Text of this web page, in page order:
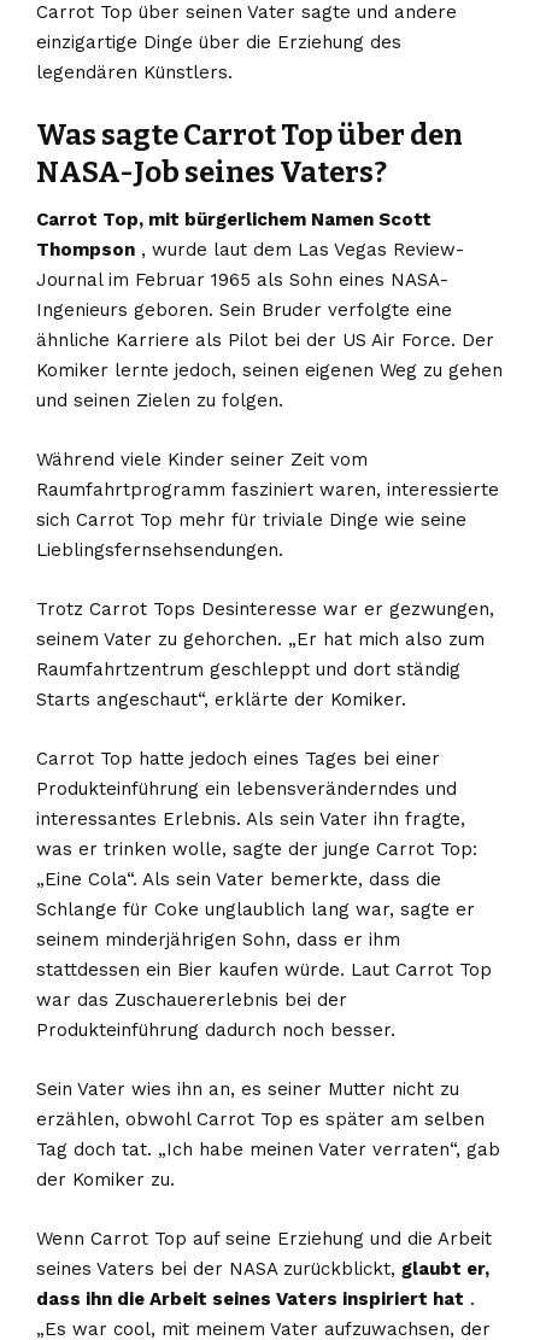
Carrot Top über seinen Vater sagte und andere
einzigartige Dinge über die Erziehung des
legendären Künstlers.
Was sagte Carrot Top über den
NASA-Job seines Vaters?
Carrot Top, mit bürgerlichem Namen Scott
Thompson , wurde laut dem Las Vegas Review-
Journal im Februar 1965 als Sohn eines NASA-
Ingenieurs geboren. Sein Bruder verfolgte eine
ähnliche Karriere als Pilot bei der US Air Force. Der
Komiker lernte jedoch, seinen eigenen Weg zu gehen
und seinen Zielen zu folgen.
Während viele Kinder seiner Zeit vom
Raumfahrtprogramm fasziniert waren, interessierte
sich Carrot Top mehr für triviale Dinge wie seine
Lieblingsfernsehsendungen.
Trotz Carrot Tops Desinteresse war er gezwungen,
seinem Vater zu gehorchen. „Er hat mich also zum
Raumfahrtzentrum geschleppt und dort ständig
Starts angeschaut“, erklärte der Komiker.
Carrot Top hatte jedoch eines Tages bei einer
Produkteinführung ein lebensveränderndes und
interessantes Erlebnis. Als sein Vater ihn fragte,
was er trinken wolle, sagte der junge Carrot Top:
„Eine Cola“. Als sein Vater bemerkte, dass die
Schlange für Coke unglaublich lang war, sagte er
seinem minderjährigen Sohn, dass er ihm
stattdessen ein Bier kaufen würde. Laut Carrot Top
war das Zuschauererlebnis bei der
Produkteinführung dadurch noch besser.
Sein Vater wies ihn an, es seiner Mutter nicht zu
erzählen, obwohl Carrot Top es später am selben
Tag doch tat. „Ich habe meinen Vater verraten“, gab
der Komiker zu.
Wenn Carrot Top auf seine Erziehung und die Arbeit
seines Vaters bei der NASA zurückblickt, glaubt er,
dass ihn die Arbeit seines Vaters inspiriert hat .
„Es war cool, mit meinem Vater aufzuwachsen, der